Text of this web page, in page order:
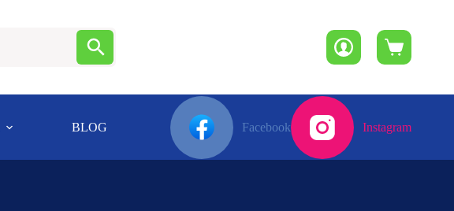
Winkelwagen
BLOG Facebook Instagram